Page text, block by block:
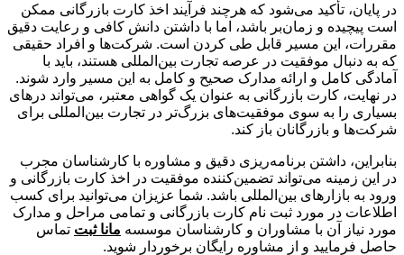
در پایان، تأکید می‌شود که هرچند فرآیند اخذ کارت بازرگانی ممکن
است پیچیده و زمان‌بر باشد، اما با داشتن دانش کافی و رعایت دقیق
مقررات، این مسیر قابل طی کردن است. شرکت‌ها و افراد حقیقی
که به دنبال موفقیت در عرصه تجارت بین‌المللی هستند، باید با
آمادگی کامل و ارائه مدارک صحیح و کامل به این مسیر وارد شوند.
در نهایت، کارت بازرگانی به عنوان یک گواهی معتبر، می‌تواند درهای
بسیاری را به سوی موفقیت‌های بزرگ‌تر در تجارت بین‌المللی برای
شرکت‌ها و بازرگانان باز کند.
بنابراین، داشتن برنامه‌ریزی دقیق و مشاوره با کارشناسان مجرب
در این زمینه می‌تواند تضمین‌کننده موفقیت در اخذ کارت بازرگانی و
ورود به بازارهای بین‌المللی باشد. شما عزیزان می‌توانید برای کسب
اطلاعات در مورد ثبت نام کارت بازرگانی و تمامی مراحل و مدارک
مورد نیاز آن با مشاوران و کارشناسان موسسه مانا ثبت تماس
حاصل فرمایید و از مشاوره رایگان برخوردار شوید.